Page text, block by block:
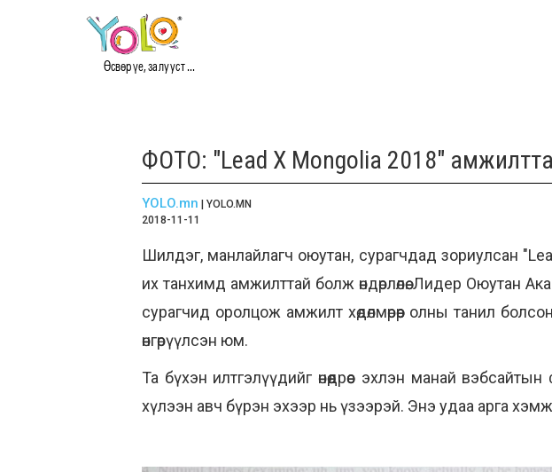
Өсвөр үе, залууст ...
ФОТО: "Lead X Mongolia 2018" амжилттай
YOLO.mn | YOLO.MN
2018-11-11
Шилдэг, манлайлагч оюутан, сурагчдад зориулсан
их танхимд амжилттай болж өндөрлөлөө.Лидер Оюутан
сурагчид оролцож амжилт хөдөлмөрөөр олны танил
өнгөрүүлсэн юм.
Та бүхэн илтгэлүүдийг өнөөдрөөс эхлэн манай
хүлээн авч бүрэн эхээр нь үзээрэй. Энэ удаа арга